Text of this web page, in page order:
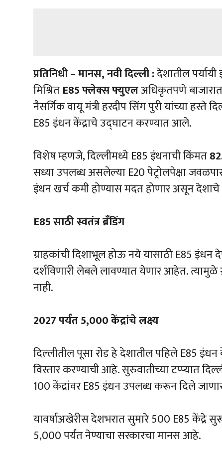
प्रतिनिधी – मानस, नवी दिल्ली :देशातील
मिश्रितE85 फ्लेक्स फ्युएलअधिकृतपणे
नैसर्गिक वायू मंत्री हरदीप सिंग पुरी यांच्या
E85 इंधन केंद्राचे उद्घाटन करण्यात आले.
विशेष म्हणजे, दिल्लीमध्ये E85 इंधनाची किंमत
सध्या उपलब्ध असलेल्या E20 पेट्रोलपेक्षा
इंधन खर्च कमी होण्यास मदत होणार असून
E85 साठी स्वतंत्र ब्रँडिंग
ग्राहकांची दिशाभूल होऊ नये यासाठी E85 इंधन
दर्शविणारी लेबले लावण्यात येणार आहेत. त्यामुळे
नाही.
2027 पर्यंत 5,000 केंद्रांचे लक्ष्य
दिल्लीतील पूसा रोड हे देशातील पहिले E85
विस्तार करण्याची आहे. सुरुवातीच्या टप्प्यात
100 केंद्रांवर E85 इंधन उपलब्ध करून दिले
यावर्षाअखेरीस देशभरात सुमारे 500 E85 केंद्रे
5,000 पर्यंत नेण्याचा सरकारचा मानस आहे.